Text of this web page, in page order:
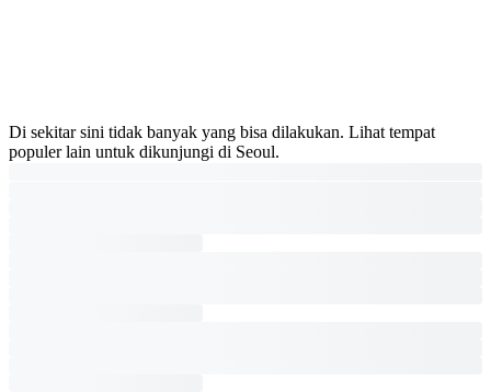
Di sekitar sini tidak banyak yang bisa dilakukan. Lihat tempat
populer lain untuk dikunjungi di Seoul.